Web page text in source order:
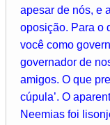
apesar de nós, e
oposição. Para o
você como
governador de
amigos. O que
cúpula’. O
Neemias foi